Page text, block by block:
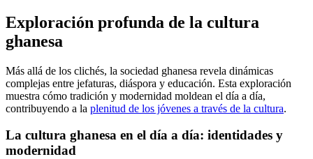
Exploración profunda de la cultura
ghanesa
Más allá de los clichés, la sociedad ghanesa revela dinámicas
complejas entre jefaturas, diáspora y educación. Esta exploración
muestra cómo tradición y modernidad moldean el día a día,
contribuyendo a la plenitud de los jóvenes a través de la cultura.
La cultura ghanesa en el día a día: identidades y
modernidad